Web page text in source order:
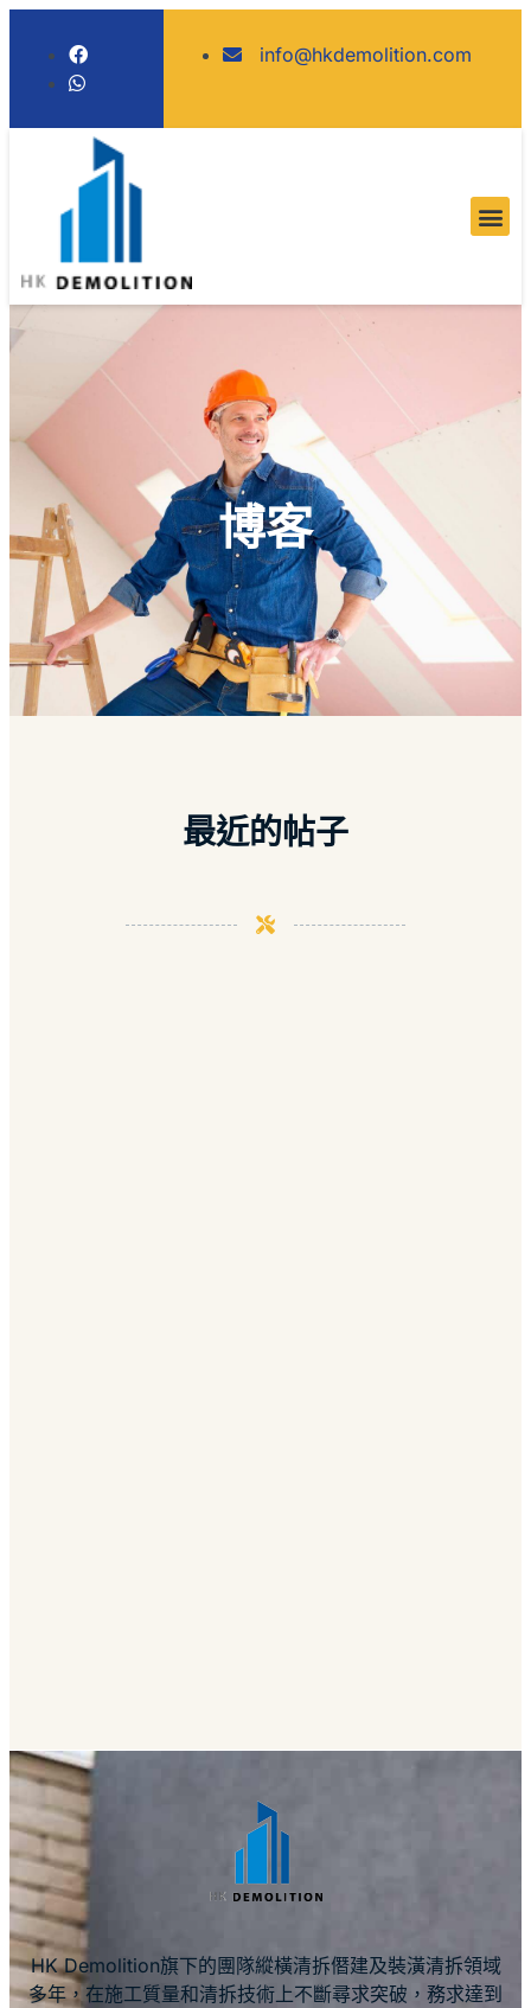
info@hkdemolition.com
博客
最近的帖子
HK Demolition旗下的團隊縱橫清拆僭建及裝潢清拆領域
多年，在施工質量和清拆技術上不斷尋求突破，務求達到